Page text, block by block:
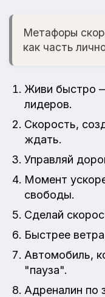
Метафоры
как часть
Живи быстро
лидеров.
Скорость,
ждать.
Управляй
Момент
свободы.
Сделай
Быстрее
Автомобиль,
"пауза".
Адреналин по